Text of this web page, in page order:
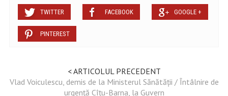
TWITTER FACEBOOK GOOGLE +
PINTEREST
< ARTICOLUL PRECEDENT
Vlad Voiculescu, demis de la Ministerul Sănătății / Întâlnire de
urgență Cîțu-Barna, la Guvern